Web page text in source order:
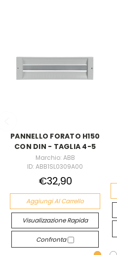
PANNELLO FORATO H150
CON DIN - TAGLIA 4-5
Marchio: ABB
ID: ABB1SL0309A00
€32,90
Aggiungi Al Carrello
Visualizzazione Rapida
Confronta